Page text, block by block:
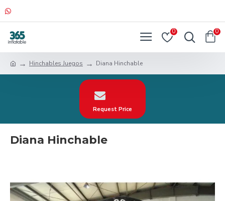
0 0
Hinchables Juegos Diana Hinchable
Request Price
Diana Hinchable